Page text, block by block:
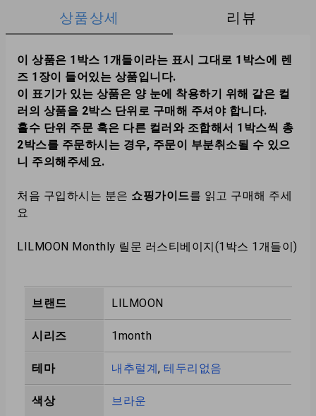
상품상세 리뷰
이 상품은 1박스 1개들이라는 표시 그대로 1박스에 렌
즈 1장이 들어있는 상품입니다.
이 표기가 있는 상품은 양 눈에 착용하기 위해 같은 컬
러의 상품을 2박스 단위로 구매해 주셔야 합니다.
홀수 단위 주문 혹은 다른 컬러와 조합해서 1박스씩 총
2박스를 주문하시는 경우, 주문이 부분취소될 수 있으
니 주의해주세요.
처음 구입하시는 분은 쇼핑가이드를 읽고 구매해 주세
요
LILMOON Monthly 릴문 러스티베이지(1박스 1개들이)
브랜드 LILMOON
시리즈 1month
테마 내추럴계, 테두리없음
색상 브라운